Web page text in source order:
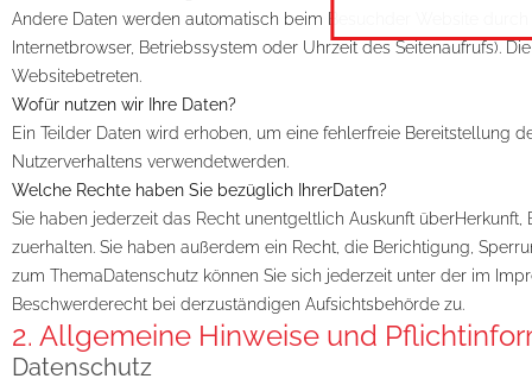
Andere Daten werden automatisch beim Besuchder Website
Internetbrowser, Betriebssystem oder Uhrzeit des Seitenaufrufs).
Websitebetreten.
Wofür nutzen wir Ihre Daten?
Ein Teilder Daten wird erhoben, um eine fehlerfreie Bereitstellung
Nutzerverhaltens verwendetwerden.
Welche Rechte haben Sie bezüglich IhrerDaten?
Sie haben jederzeit das Recht unentgeltlich Auskunft
zuerhalten. Sie haben außerdem ein Recht, die Berichtigung,
zum ThemaDatenschutz können Sie sich jederzeit unter der im
Beschwerderecht bei derzuständigen Aufsichtsbehörde zu.
2. Allgemeine Hinweise und
Datenschutz